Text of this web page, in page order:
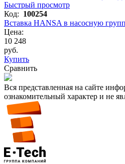
Быстрый просмотр
Код: 100254
Вставка HANSA в насосную
Цена:
10 248
руб.
Купить
Сравнить
Вся представленная на сайте
ознакомительный характер и не